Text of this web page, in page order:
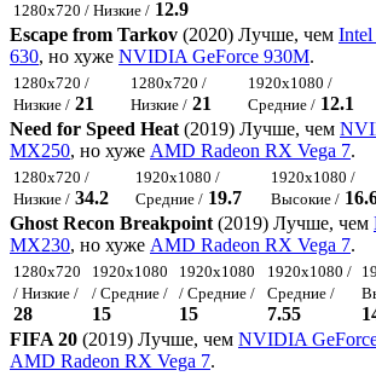
1280x720 / Низкие / 12.9
Escape from Tarkov (2020) Лучше, чем
630, но хуже NVIDIA GeForce 930M.
1280x720 /
Низкие / 21
1280x720 /
Низкие / 21
1920x1080 /
Средние / 12.1
Need for Speed Heat (2019) Лучше, чем
MX250, но хуже AMD Radeon RX Vega 7.
1280x720 /
Низкие / 34.2
1920x1080 /
Средние / 19.7
1920x1080 /
Высокие /
Ghost Recon Breakpoint (2019) Лучше, чем
MX230, но хуже AMD Radeon RX Vega 7.
1280x720
/ Низкие /
28
1920x1080
/ Средние /
15
1920x1080
/ Средние /
15
1920x1080 /
Средние /
7.55
FIFA 20 (2019) Лучше, чем NVIDIA
AMD Radeon RX Vega 7.